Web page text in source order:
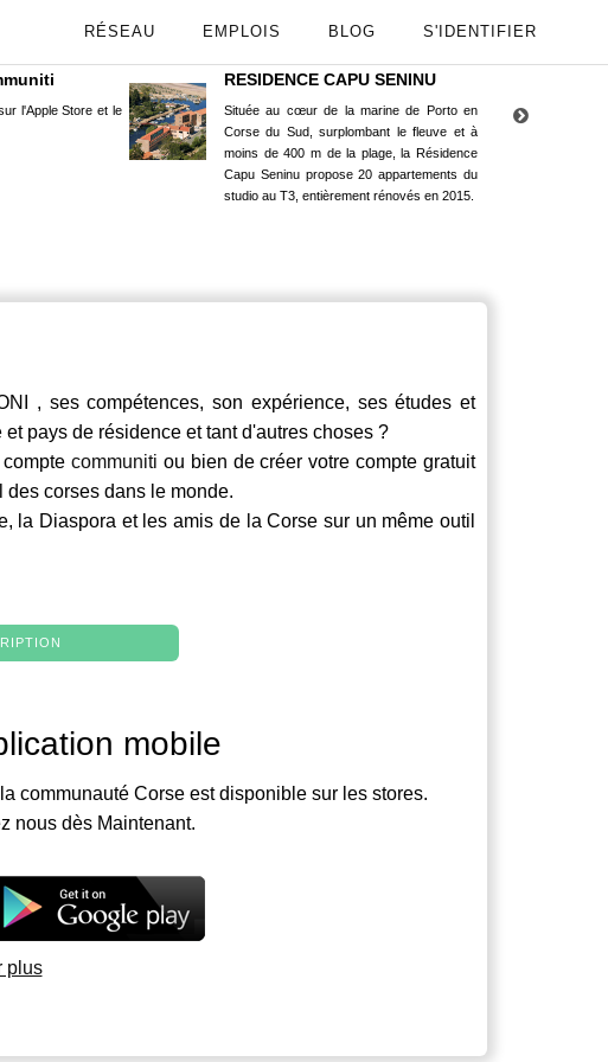
RÉSEAU EMPLOIS BLOG S'IDENTIFIER
l'Apple Store et le
RESIDENCE CAPU SENINU
Située au cœur de la marine de Porto en
Corse du Sud, surplombant le fleuve et à
moins de 400 m de la plage, la Résidence
Capu Seninu propose 20 appartements du
studio au T3, entièrement rénovés en 2015.
, ses compétences, son expérience, ses études et
pays de résidence et tant d'autres choses ?
comptecommuniti ou bien de créer votre compte gratuit
corses dans le monde.
la Diaspora et les amis de la Corse sur un même outil
mobile
communauté Corse est disponible sur les stores.
nous dès Maintenant.
plus